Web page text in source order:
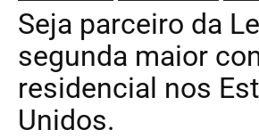
Seja parceiro da
segunda maior
residencial nos
Unidos.